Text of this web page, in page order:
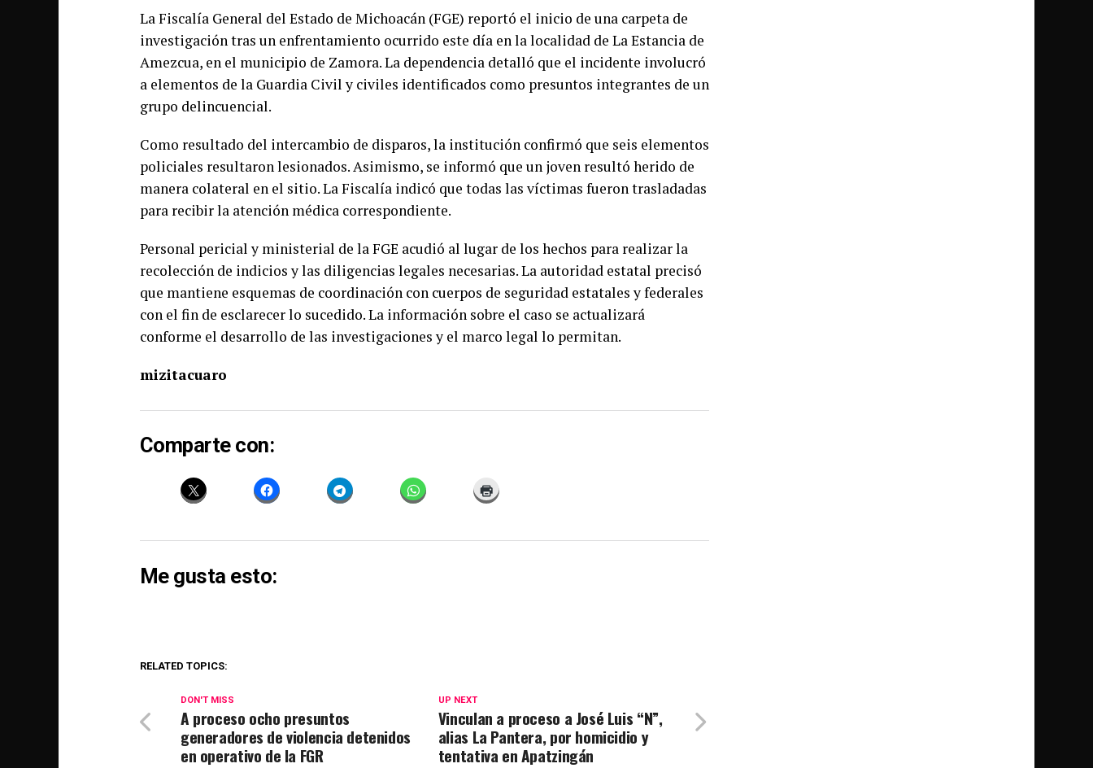
La Fiscalía General del Estado de Michoacán (FGE) reportó el inicio de una carpeta de
investigación tras un enfrentamiento ocurrido este día en la localidad de La Estancia de
Amezcua, en el municipio de Zamora. La dependencia detalló que el incidente involucró
a elementos de la Guardia Civil y civiles identificados como presuntos integrantes de un
grupo delincuencial.
Como resultado del intercambio de disparos, la institución confirmó que seis elementos
policiales resultaron lesionados. Asimismo, se informó que un joven resultó herido de
manera colateral en el sitio. La Fiscalía indicó que todas las víctimas fueron trasladadas
para recibir la atención médica correspondiente.
Personal pericial y ministerial de la FGE acudió al lugar de los hechos para realizar la
recolección de indicios y las diligencias legales necesarias. La autoridad estatal precisó
que mantiene esquemas de coordinación con cuerpos de seguridad estatales y federales
con el fin de esclarecer lo sucedido. La información sobre el caso se actualizará
conforme el desarrollo de las investigaciones y el marco legal lo permitan.
mizitacuaro
Comparte con:
Me gusta esto:
RELATED TOPICS:
UP NEXT
Vinculan a proceso a José Luis “N”,
alias La Pantera, por homicidio y
tentativa en Apatzingán
DON'T MISS
A proceso ocho presuntos
generadores de violencia detenidos
en operativo de la FGR